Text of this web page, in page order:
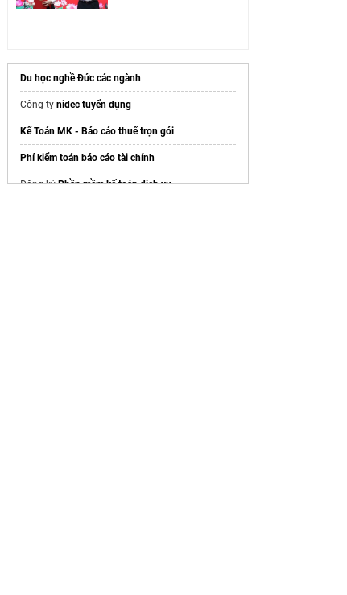
Du học nghề Đức các ngành
Công ty nidec tuyển dụng
Kế Toán MK - Báo cáo thuế trọn gói
Phí kiểm toán báo cáo tài chính
Đăng kýPhần mềm kế toán dịch vụ